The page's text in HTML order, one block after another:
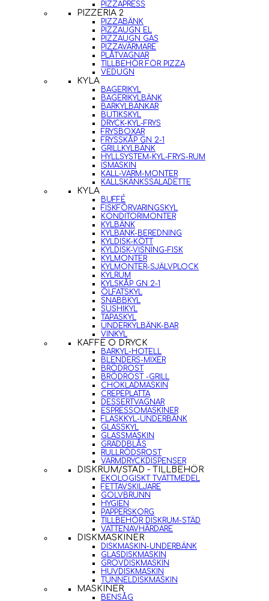
PIZZAPRESS
PIZZERIA 2
PIZZABÄNK
PIZZAUGN EL
PIZZAUGN GAS
PIZZAVÄRMARE
PLÅTVAGNAR
TILLBEHÖR FÖR PIZZA
VEDUGN
KYLA
BAGERIKYL
BAGERIKYLBÄNK
BARKYLBÄNKAR
BUTIKSKYL
DRYCK-KYL-FRYS
FRYSBOXAR
FRYSSKÅP GN 2-1
GRILLKYLBÄNK
HYLLSYSTEM-KYL-FRYS-RUM
ISMASKIN
KALL-VARM-MONTER
KALLSKÄNKSSALADETTE
KYLA
BUFFÉ
FISKFÖRVARINGSKYL
KONDITORIMONTER
KYLBÄNK
KYLBÄNK-BEREDNING
KYLDISK-KÖTT
KYLDISK-VISNING-FISK
KYLMONTER
KYLMONTER-SJÄLVPLOCK
KYLRUM
KYLSKÅP GN 2-1
ÖLFATSKYL
SNABBKYL
SUSHIKYL
TAPASKYL
UNDERKYLBÄNK-BAR
VINKYL
KAFFE O DRYCK
BARKYL-HOTELL
BLENDERS-MIXER
BRÖDROST
BRÖDROST -GRILL
CHOKLADMASKIN
CREPEPLATTA
DESSERTVAGNAR
ESPRESSOMASKINER
FLASKKYL-UNDERBÄNK
GLASSKYL
GLASSMASKIN
GRÄDDBLÅS
RULLRÖDSROST
VARMDRYCKDISPENSER
DISKRUM/STÄD - TILLBEHÖR
EKOLOGISKT TVÄTTMEDEL
FETTAVSKILJARE
GOLVBRUNN
HYGIEN
PAPPERSKORG
TILLBEHÖR DISKRUM-STÄD
VATTENAVHÄRDARE
DISKMASKINER
DISKMASKIN-UNDERBÄNK
GLASDISKMASKIN
GROVDISKMASKIN
HUVDISKMASKIN
TUNNELDISKMASKIN
MASKINER
BENSÅG